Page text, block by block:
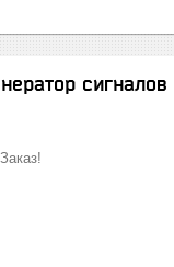
сигналов